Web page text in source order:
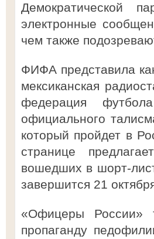
Демократической
электронные
чем также
ФИФА представила
мексиканская
федерация
официального
который пройдет в
странице
вошедших в шорт-
завершится 21
«Офицеры России»
пропаганду